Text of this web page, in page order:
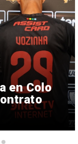
en Colo